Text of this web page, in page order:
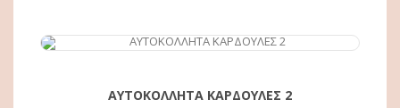
ΑΓΟΡΆ
ΑΥΤΟΚΟΛΛΗΤΑ ΚΑΡΔΟΥΛΕΣ 2